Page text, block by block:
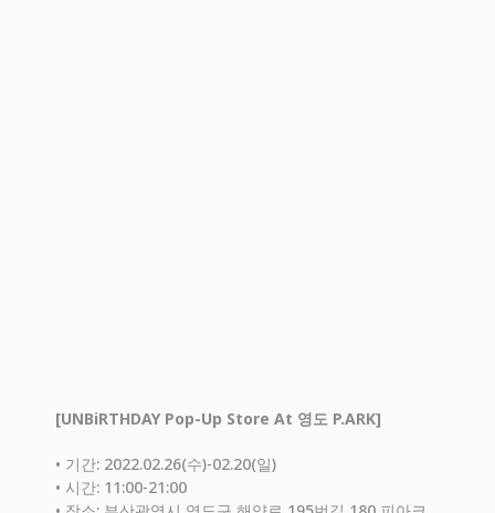
[UNBiRTHDAY Pop-Up Store At 영도 P.ARK]
• 기간: 2022.02.26(수)-02.20(일)
• 시간: 11:00-21:00